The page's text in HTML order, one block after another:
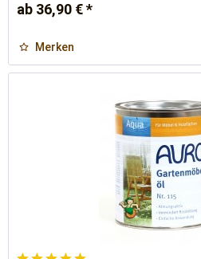
ab 36,90 € *
Merken